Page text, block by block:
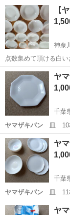
大分 大分市
【
神奈
点数集めて頂ける白
す 60点 重さ15kg以上
す 自宅近隣まで来ら
方19時頃...
神奈川 横浜市
ヤ
千葉
ヤマザキパン皿 10
千葉 船橋市
ヤ
千葉
ヤマザキパン皿 11
千葉 船橋市
ヤ